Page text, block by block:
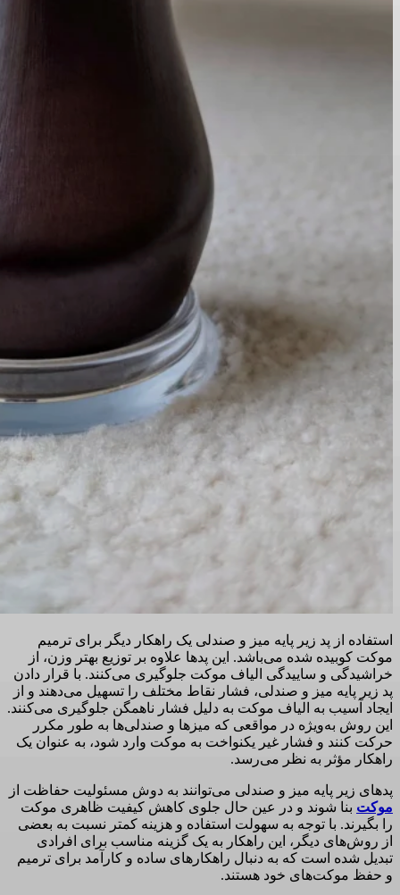
استفاده از پد زیر پایه میز و صندلی یک راهکار دیگر برای ترمیم
موکت کوبیده شده می‌باشد. این پد‌ها علاوه بر توزیع بهتر وزن، از
خراشیدگی و ساییدگی الیاف موکت جلوگیری می‌کنند. با قرار دادن
پد زیر پایه میز و صندلی، فشار نقاط مختلف را تسهیل می‌دهند و از
ایجاد آسیب به الیاف موکت به دلیل فشار ناهمگن جلوگیری می‌کنند.
این روش به‌ویژه در مواقعی که میزها و صندلی‌ها به طور مکرر
حرکت کنند و فشار غیر یکنواخت به موکت وارد شود، به عنوان یک
راهکار مؤثر به نظر می‌رسد.
پد‌های زیر پایه میز و صندلی می‌توانند به دوش مسئولیت حفاظت از
موکت بنا شوند و در عین حال جلوی کاهش کیفیت ظاهری موکت
را بگیرند. با توجه به سهولت استفاده و هزینه کمتر نسبت به بعضی
از روش‌های دیگر، این راهکار به یک گزینه مناسب برای افرادی
تبدیل شده است که به دنبال راهکارهای ساده و کارآمد برای ترمیم
و حفظ موکت‌های خود هستند.